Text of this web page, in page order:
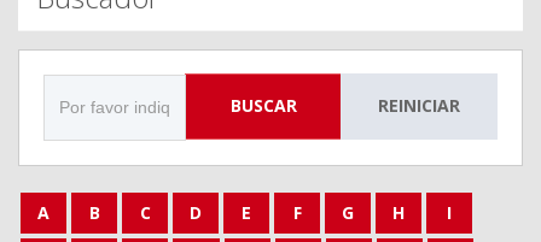
BUSCAR REINICIAR
A B C D E F G H
I